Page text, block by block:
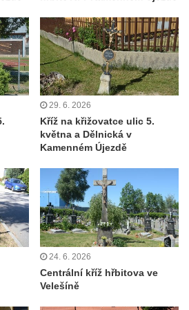
svatého Václava v
nad Nisou
čp. 53 v Maršovicích
v Krásné u Pěnčína
parku Dolního
Metují
Marie Pomocné v
nad Metují
U svatého
nad Metují
29. 6. 2026
Kříž na křižovatce ulic 5.
května a Dělnická v
Kamenném Újezdě
24. 6. 2026
Centrální kříž hřbitova ve
Velešíně